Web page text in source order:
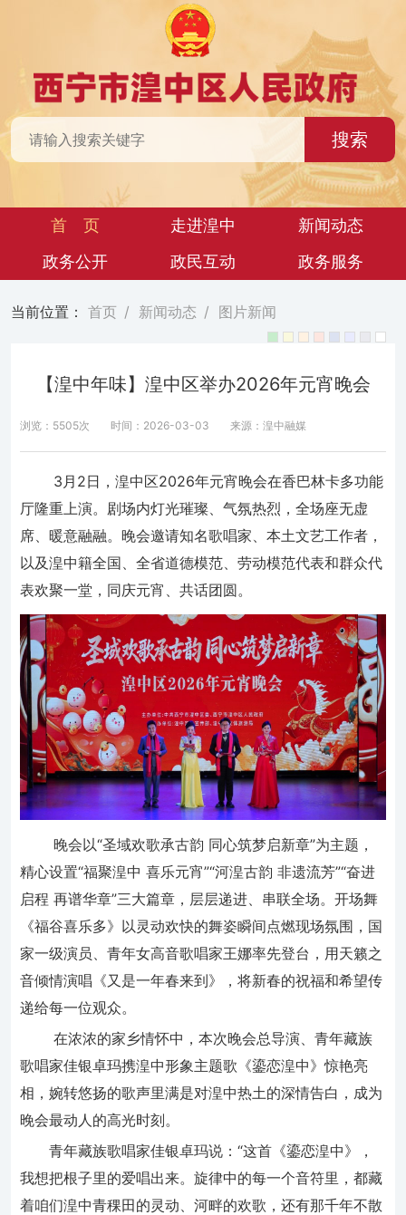
搜索
首 页 走进湟中
新闻动态
政务公开
政民互动 政务服务
当前位置： 首页 / 新闻动态 / 图片新闻
【湟中年味】湟中区举办2026年元宵晚会
浏览：5505次 时间：2026-03-03 来源：湟中融媒
3月2日，湟中区2026年元宵晚会在香巴林卡多功能
厅隆重上演。剧场内灯光璀璨、气氛热烈，全场座无虚
席、暖意融融。晚会邀请知名歌唱家、本土文艺工作者，
以及湟中籍全国、全省道德模范、劳动模范代表和群众代
表欢聚一堂，同庆元宵、共话团圆。
晚会以“圣域欢歌承古韵 同心筑梦启新章”为主题，
精心设置“福聚湟中 喜乐元宵”“河湟古韵 非遗流芳”“奋进
启程 再谱华章”三大篇章，层层递进、串联全场。开场舞
《福谷喜乐多》以灵动欢快的舞姿瞬间点燃现场氛围，国
家一级演员、青年女高音歌唱家王娜率先登台，用天籁之
音倾情演唱《又是一年春来到》，将新春的祝福和希望传
递给每一位观众。
在浓浓的家乡情怀中，本次晚会总导演、青年藏族
歌唱家佳银卓玛携湟中形象主题歌《鎏恋湟中》惊艳亮
相，婉转悠扬的歌声里满是对湟中热土的深情告白，成为
晚会最动人的高光时刻。
青年藏族歌唱家佳银卓玛说：“这首《鎏恋湟中》，
我想把根子里的爱唱出来。旋律中的每一个音符里，都藏
着咱们湟中青稞田的灵动、河畔的欢歌，还有那千年不散